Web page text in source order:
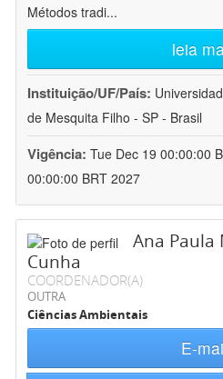
Métodos tradi...
leia
Instituição/UF/País:
de Mesquita Filho - SP - Brasil
Vigência: Tue Dec 19 00:00:00
00:00:00 BRT 2027
Ana
Cunha
COORDENADOR(A)
OUTRA
Ciências Ambientais
E-